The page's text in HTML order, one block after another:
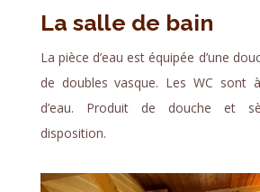
La salle de bain
La pièce d’eau est équipée d’une
de doubles vasque. Les WC sont
d’eau. Produit de douche et
disposition.